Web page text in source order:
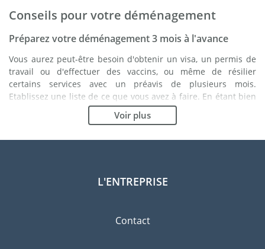
Conseils pour votre déménagement
Préparez votre déménagement 3 mois à l'avance
Vous aurez peut-être besoin d'obtenir un visa, un permis de
travail ou d'effectuer des vaccins, ou même de résilier
certains services avec un préavis de plusieurs mois.
Etablissez une liste de ce que vous avez à faire. En étant bien
organisé, vous vous assurez du bon déroulement de votre
Choisissez le bon déménageur
régulation indépendants tels que la FIDI vous permettront
qualité internes, la variété des emballages disponibles ainsi
Voir plus
L'ENTREPRISE
Contact